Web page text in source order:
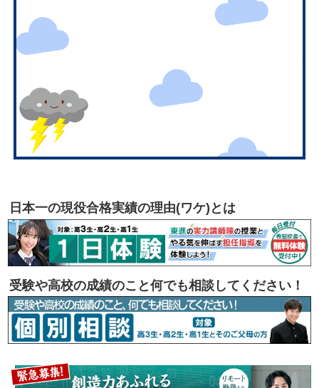
日本一の現役合格実績の理由(ワケ)とは
受験や高校の成績のこと何でも相談してください！